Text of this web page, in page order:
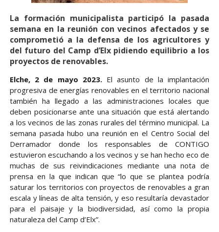
La formación municipalista participó la pasada
semana en la reunión con vecinos afectados y se
comprometió a la defensa de los agricultores y
del futuro del Camp d’Elx pidiendo equilibrio a los
proyectos de renovables.
Elche, 2 de mayo 2023.El asunto de la implantación
progresiva de energías renovables en el territorio nacional
también ha llegado a las administraciones locales que
deben posicionarse ante una situación que está alertando
a los vecinos de las zonas rurales del término municipal. La
semana pasada hubo una reunión en el Centro Social del
Derramador donde los responsables de CONTIGO
estuvieron escuchando a los vecinos y se han hecho eco de
muchas de sus reivindicaciones mediante una nota de
prensa en la que indican que “lo que se plantea podría
saturar los territorios con proyectos de renovables a gran
escala y líneas de alta tensión, y eso resultaría devastador
para el paisaje y la biodiversidad, así como la propia
naturaleza del Camp d’Elx”.